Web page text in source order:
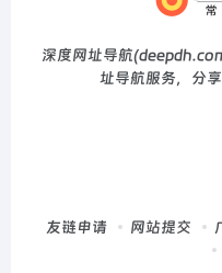
深度网址导航
址导航服务，分
友链申请 网站提交